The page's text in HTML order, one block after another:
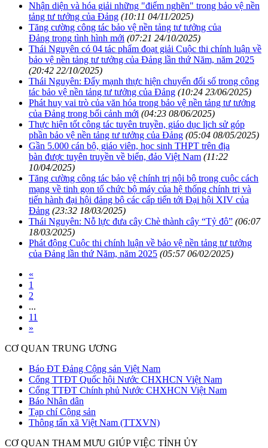
Nhận diện và hóa giải những "điểm nghẽn" trong bảo vệ nền
tảng tư tưởng của Đảng (10:11 04/11/2025)
Tăng cường công tác bảo vệ nền tảng tư tưởng của
Đảng trong tình hình mới (07:21 24/10/2025)
Thái Nguyên có 04 tác phẩm đoạt giải Cuộc thi chính luận về
bảo vệ nền tảng tư tưởng của Đảng lần thứ Năm, năm 2025
(20:42 22/10/2025)
Thái Nguyên: Đẩy mạnh thực hiện chuyển đổi số trong công
tác bảo vệ nền tảng tư tưởng của Đảng (10:24 23/06/2025)
Phát huy vai trò của văn hóa trong bảo vệ nền tảng tư tưởng
của Đảng trong bối cảnh mới (04:23 08/06/2025)
Thực hiện tốt công tác tuyên truyền, giáo dục lịch sử góp
phần bảo vệ nền tảng tư tưởng của Đảng (05:04 08/05/2025)
Gần 5.000 cán bộ, giáo viên, học sinh THPT trên địa
bàn được tuyên truyền về biển, đảo Việt Nam (11:22
10/04/2025)
Tăng cường công tác bảo vệ chính trị nội bộ trong cuộc cách
mạng về tinh gọn tổ chức bộ máy của hệ thống chính trị và
tiến hành đại hội đảng bộ các cấp tiến tới Đại hội XIV của
Đảng (23:32 18/03/2025)
Thái Nguyên: Nỗ lực đưa cây Chè thành cây “Tỷ đô” (06:07
18/03/2025)
Phát động Cuộc thi chính luận về bảo vệ nền tảng tư tưởng
của Đảng lần thứ Năm, năm 2025 (05:57 06/02/2025)
«
1
2
...
11
»
CƠ QUAN TRUNG ƯƠNG
Báo ĐT Đảng Cộng sản Việt Nam
Cổng TTĐT Quốc hội Nước CHXHCN Việt Nam
Cổng TTĐT Chính phủ Nước CHXHCN Việt Nam
Báo Nhân dân
Tạp chí Cộng sản
Thông tấn xã Việt Nam (TTXVN)
CƠ QUAN THAM MƯU GIÚP VIỆC TỈNH ỦY